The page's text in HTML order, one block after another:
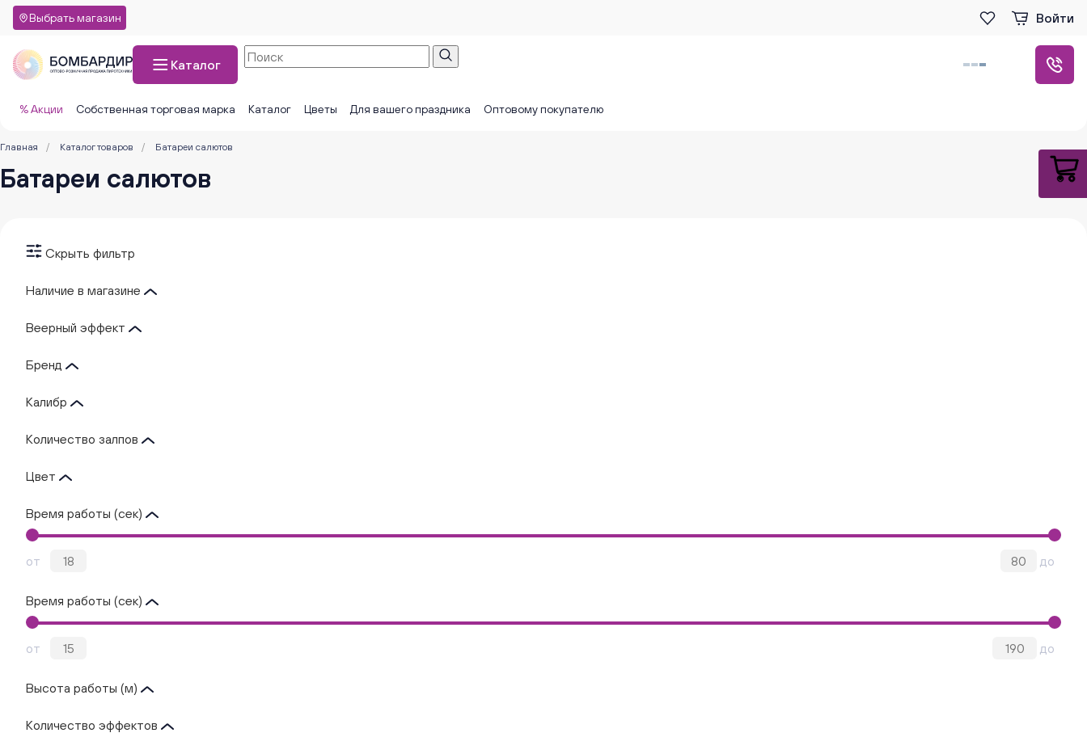
Выбрать магазин Войти
Каталог
% Акции Собственная торговая марка Каталог Цветы Для вашего праздника Оптовому покупателю
Главная / Каталог товаров / Батареи салютов
Батареи салютов
Скрыть фильтр
Наличие в магазине
Веерный эффект
Бренд
Калибр
Количество залпов
Цвет
Время работы (сек)
от до
Время работы (сек)
от до
Высота работы (м)
Количество эффектов